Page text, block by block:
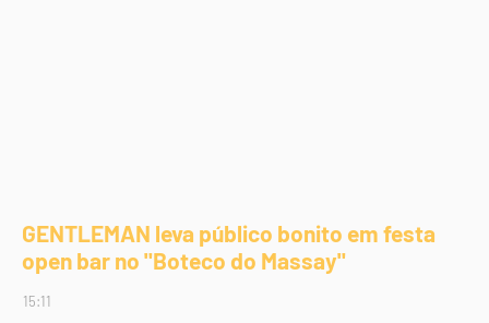
GENTLEMAN leva público bonito em festa
open bar no "Boteco do Massay"
15:11